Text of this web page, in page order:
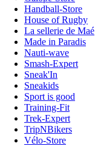
Handball-Store
House of Rugby
La sellerie de Maé
Made in Paradis
Nauti-wave
Smash-Expert
Sneak'In
Sneakids
Sport is good
Training-Fit
Trek-Expert
TripNBikers
Vélo-Store